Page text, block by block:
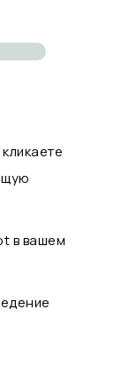
в вашем